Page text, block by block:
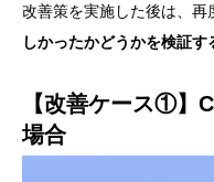
改善策を実施した後は、再
しかったかどうかを検証す
【改善ケース①】
場合